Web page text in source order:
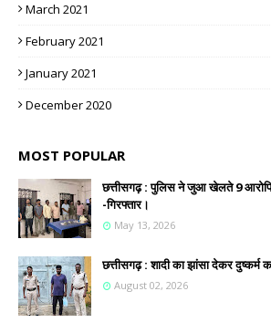
March 2021
February 2021
January 2021
December 2020
MOST POPULAR
छत्तीसगढ़ : पुलिस ने जुआ खेलते 9
-गिरफ्तार।
May 13, 2026
छत्तीसगढ़ : शादी का झांसा देकर दुष्कर्म
August 02, 2026